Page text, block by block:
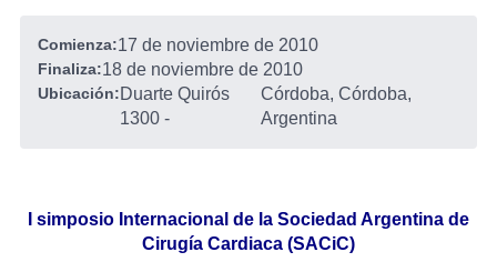
Comienza:17 de noviembre de 2010
Finaliza:18 de noviembre de 2010
Ubicación:Duarte Quirós
1300 -
Córdoba, Córdoba,
Argentina
I simposio Internacional de la Sociedad Argentina de
Cirugía Cardiaca (SACiC)